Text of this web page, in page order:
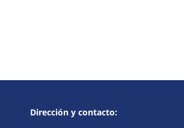
Dirección y contacto: